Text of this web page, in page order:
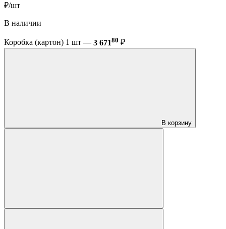
₽/шт
В наличии
Коробка (картон) 1 шт — 3 67180 ₽
В корзину